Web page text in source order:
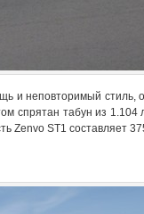
и неповторимый стиль,
спрятан табун из
Zenvo ST1 составляет